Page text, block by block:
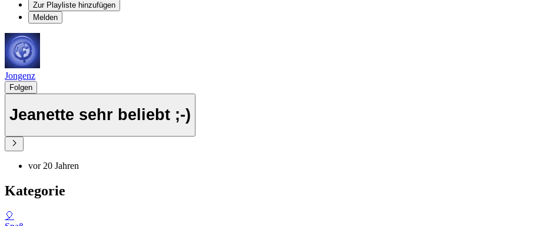
Zur Playliste hinzufügen
Melden
Jongenz
Folgen
Jeanette sehr beliebt ;-)
vor 20 Jahren
Kategorie
🎈